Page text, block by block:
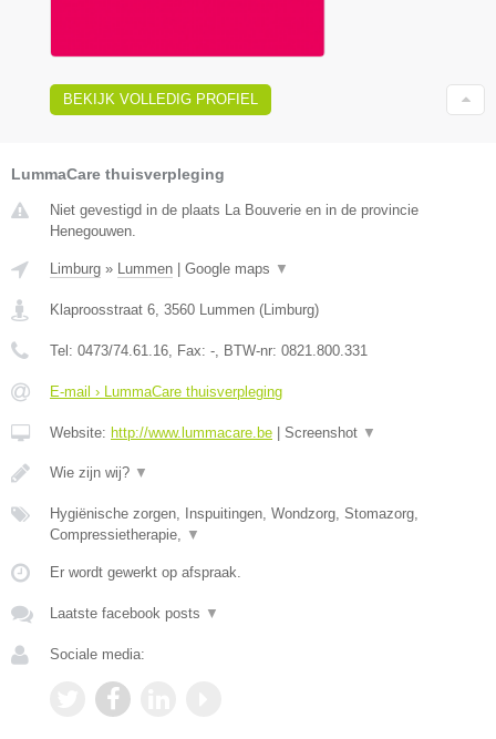
BEKIJK VOLLEDIG PROFIEL
LummaCare thuisverpleging
Niet gevestigd in de plaats La Bouverie en in de provincie
Henegouwen.
Limburg » Lummen Google maps ▼
Klaproosstraat 6, 3560 Lummen (Limburg)
Tel: 0473/74.61.16, Fax: -, BTW-nr: 0821.800.331
E-mail › LummaCare thuisverpleging
Website: http://www.lummacare.be Screenshot ▼
Wie zijn wij? ▼
Hygiënische zorgen, Inspuitingen, Wondzorg, Stomazorg,
Compressietherapie, ▼
Er wordt gewerkt op afspraak.
Laatste facebook posts ▼
Sociale media: